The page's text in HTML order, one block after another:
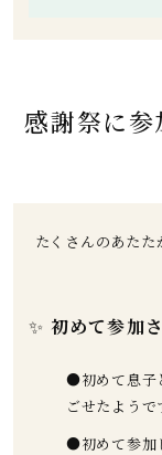
感謝祭に
たくさんのあた
✨ 初めて参加
●初めて息子
ごせたようで
●初めて参加